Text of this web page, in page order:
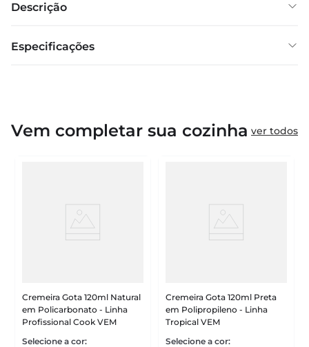
Descrição
Especificações
Vem completar sua cozinha ver todos
Cremeira Gota 120ml Natural
em Policarbonato - Linha
Profissional Cook VEM
Cremeira Gota 120ml Preta
em Polipropileno - Linha
Tropical VEM